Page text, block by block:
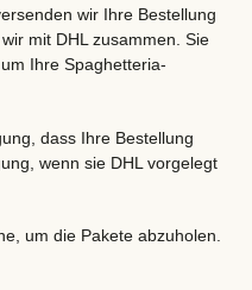
wir Ihre Bestellung
mit DHL zusammen. Sie
Ihre Spaghetteria-
dass Ihre Bestellung
wenn sie DHL vorgelegt
um die Pakete abzuholen.